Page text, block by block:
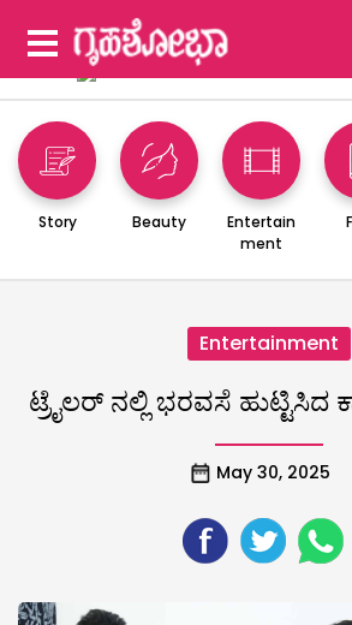
Story Beauty
Entertain
ment
Entertainment
ಟ್ರೈಲರ್ ನಲ್ಲಿ ಭರವಸೆ ಹುಟ್ಟಿಸಿದ
May 30, 2025